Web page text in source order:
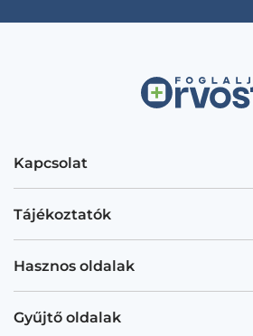
Kapcsolat
Tájékoztatók
Hasznos oldalak
Gyűjtő oldalak